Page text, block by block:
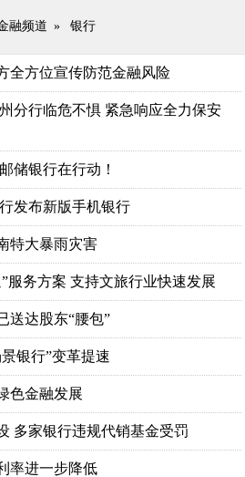
融频道 » 银行
全方位宣传防范金融风险
分行临危不惧 紧急响应全力保安
储银行在行动！
发布新版手机银行
特大暴雨灾害
服务方案 支持文旅行业快速发展
送达股东“腰包”
景银行”变革提速
色金融发展
多家银行违规代销基金受罚
率进一步降低